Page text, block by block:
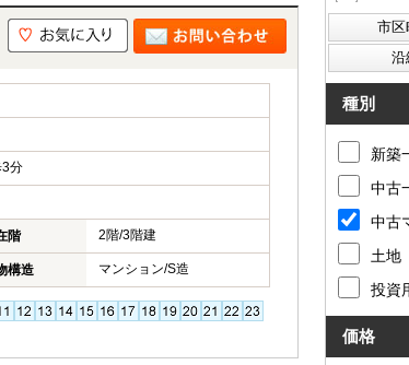
新座市 朝霞市 西東京市 東村山市
分
階 2階/3階建
構造 マンション/S造
種別
新築
中古
中古
土地
投資
価格